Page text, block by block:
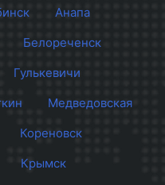
Анапа
Белореченск
Гулькевичи
Медведовская
Кореновск
Крымск